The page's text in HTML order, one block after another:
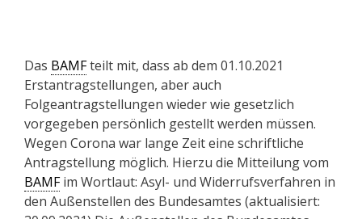
Das BAMFteilt mit, dass ab dem 01.10.2021
Erstantragstellungen, aber auch
Folgeantragstellungen wieder wie gesetzlich
vorgegeben persönlich gestellt werden müssen.
Wegen Corona war lange Zeit eine schriftliche
Antragstellung möglich. Hierzu die Mitteilung vom
BAMFim Wortlaut: Asyl- und Widerrufsverfahren in
den Außenstellen des Bundesamtes (aktualisiert: